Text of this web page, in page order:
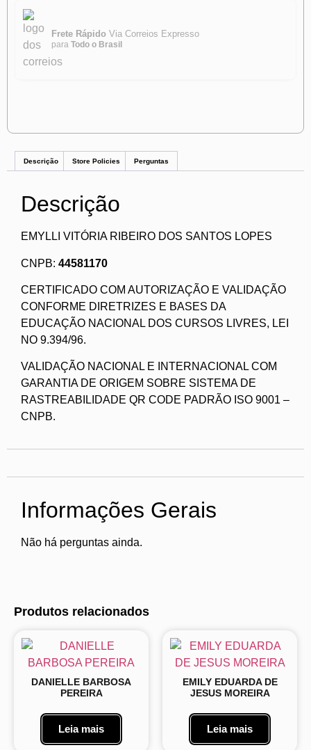
Frete Rápido Via Correios Expresso
para Todo o Brasil
Descrição Store Policies Perguntas
Descrição
EMYLLI VITÓRIA RIBEIRO DOS SANTOS LOPES
CNPB: 44581170
CERTIFICADO COM AUTORIZAÇÃO E VALIDAÇÃO
CONFORME DIRETRIZES E BASES DA
EDUCAÇÃO NACIONAL DOS CURSOS LIVRES, LEI
NO 9.394/96.
VALIDAÇÃO NACIONAL E INTERNACIONAL COM
GARANTIA DE ORIGEM SOBRE SISTEMA DE
RASTREABILIDADE QR CODE PADRÃO ISO 9001 –
CNPB.
Informações Gerais
Não há perguntas ainda.
Produtos relacionados
DANIELLE BARBOSA
PEREIRA
Leia mais
EMILY EDUARDA DE
JESUS MOREIRA
Leia mais